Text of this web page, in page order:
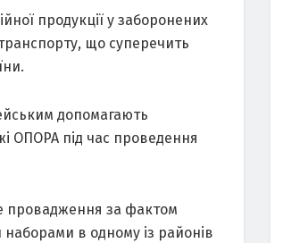
продукції у заборонених
що суперечить
допомагають
ОПОРА під час проведення
провадження за фактом
в одному із районів